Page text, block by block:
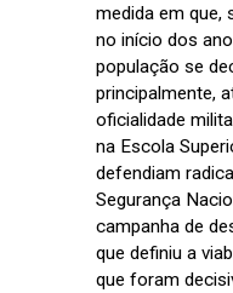
medida em que,
no início dos
população se
principalmente,
oficialidade
na Escola
defendiam
Segurança
campanha de
que definiu a
que foram